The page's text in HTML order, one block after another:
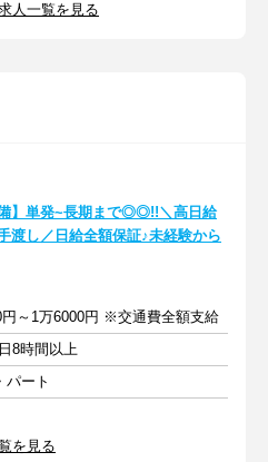
人一覧を見る
備】単発~長期まで◎◎!!＼高日給
渡し／日給全額保証♪未経験から
円～1万6000円 ※交通費全額支給
8時間以上
パート
を見る